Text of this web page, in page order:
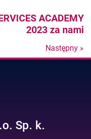
ACADEMY
2023 za nami
Następny »
Sp. k.